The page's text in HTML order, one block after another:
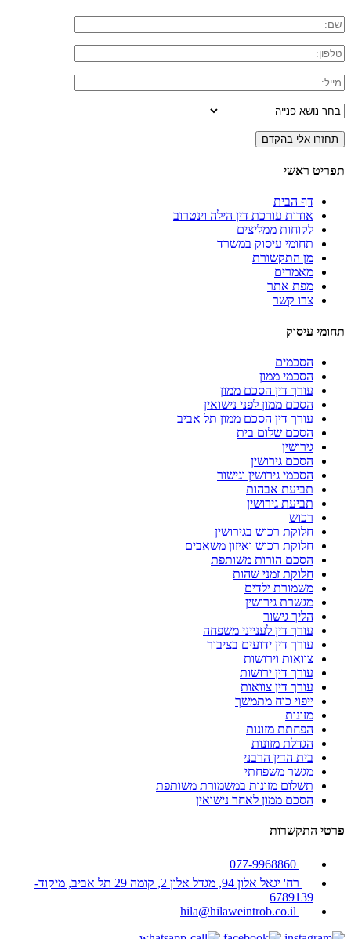
תפריט ראשי
דף הבית
אודות עורכת דין הילה וינטרוב
לקוחות ממליצים
תחומי עיסוק במשרד
מן התקשורת
מאמרים
מפת אתר
צרו קשר
תחומי עיסוק
הסכמים
הסכמי ממון
עורך דין הסכם ממון
הסכם ממון לפני נישואין
עורך דין הסכם ממון תל אביב
הסכם שלום בית
גירושין
הסכם גירושין
הסכמי גירושין וגישור
תביעת אבהות
תביעת גירושין
רכוש
חלוקת רכוש בגירושין
חלוקת רכוש ואיזון משאבים
הסכם הורות משותפת
חלוקת זמני שהות
משמורת ילדים
מגשרת גירושין
הליך גישור
עורך דין לענייני משפחה
עורך דין ידועים בציבור
צוואות וירושות
עורך דין ירושות
עורך דין צוואות
ייפוי כוח מתמשך
מזונות
הפחתת מזונות
הגדלת מזונות
בית הדין הרבני
מגשר משפחתי
תשלום מזונות במשמורת משותפת
הסכם ממון לאחר נישואין
פרטי התקשרות
רח' יגאל אלון 94, מגדל אלון 2, קומה 29 תל אביב, מיקוד-
6789139